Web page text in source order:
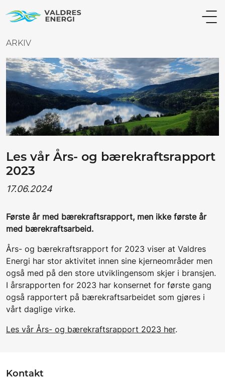
ARKIV
Les vår Års- og bærekraftsrapport
2023
17.06.2024
Første år med bærekraftsrapport, men ikke første år
med bærekraftsarbeid.
Års- og bærekraftsrapport for 2023 viser at Valdres
Energi har stor aktivitet innen sine kjerneområder men
også med på den store utviklingensom skjer i bransjen.
I årsrapporten for 2023 har konsernet for første gang
også rapportert på bærekraftsarbeidet som gjøres i
vårt daglige virke.
Les vår Års- og bærekraftsrapport 2023 her.
Kontakt